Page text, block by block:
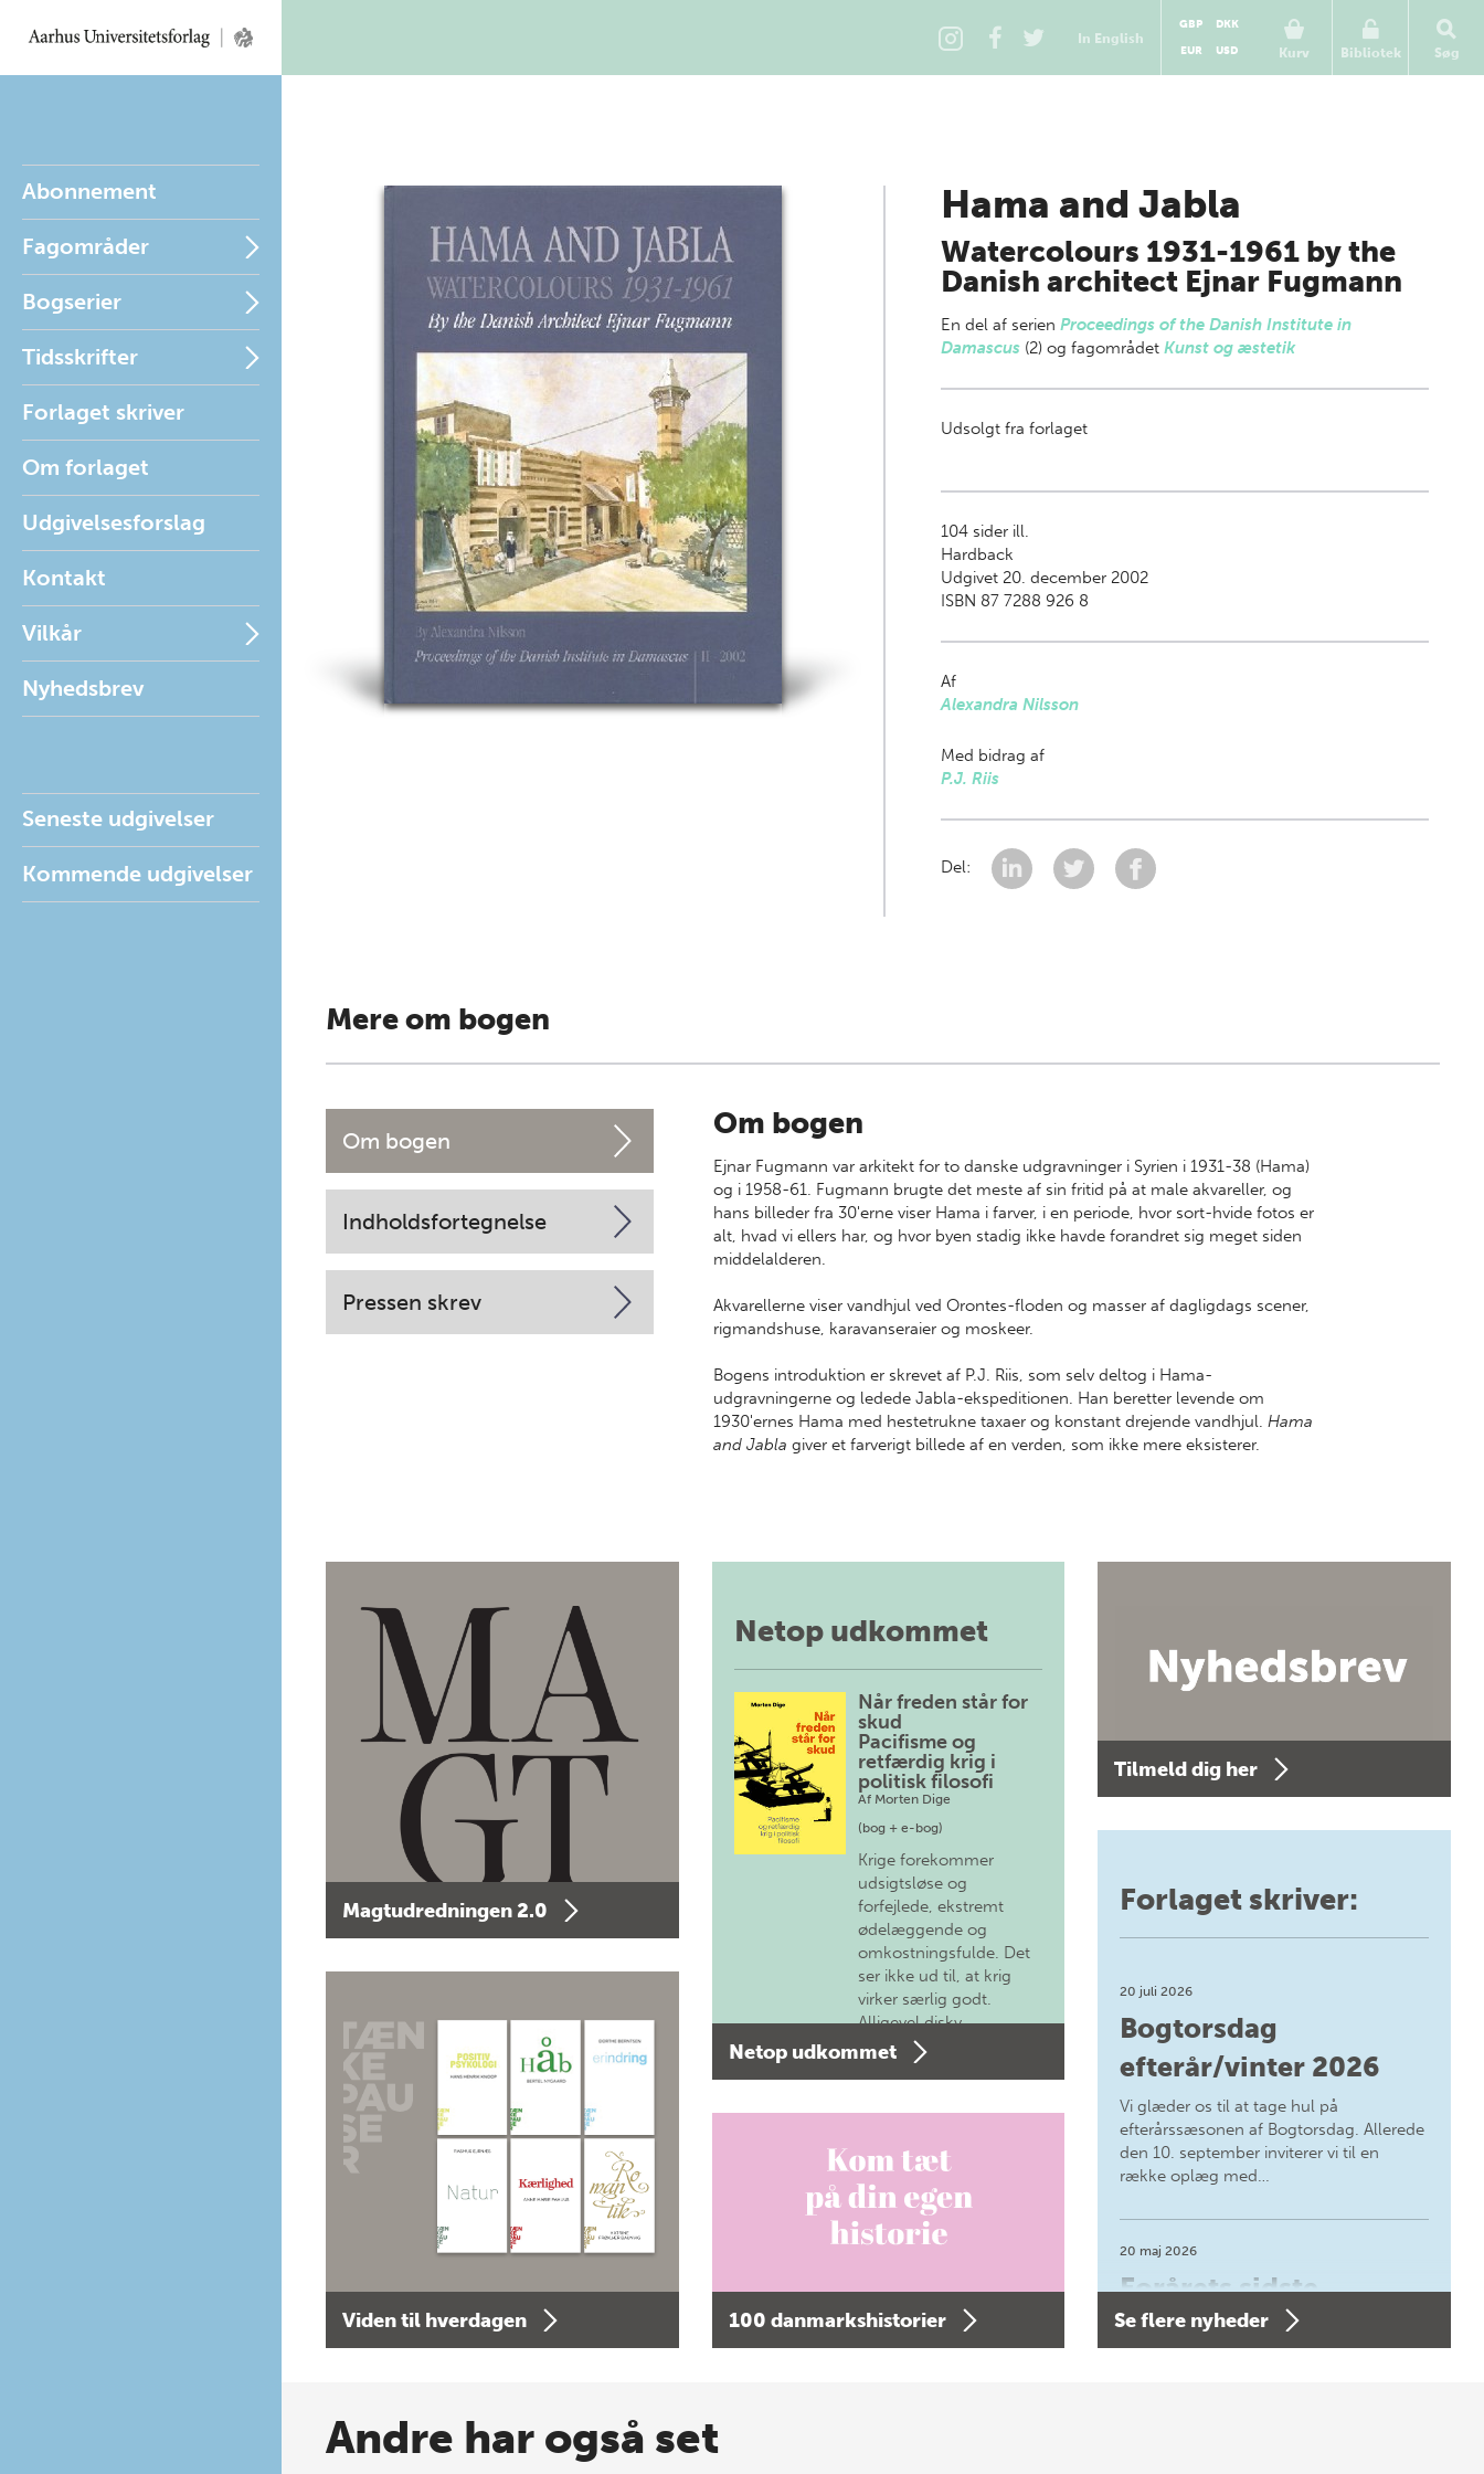
In English
Kurv
GBP
DKK
EUR
USD Bibliotek Søg
Abonnement
Fagområder
Bogserier
Tidsskrifter
Forlaget skriver
Om forlaget
Udgivelsesforslag
Kontakt
Vilkår
Nyhedsbrev
Seneste udgivelser
Kommende udgivelser
Hama and Jabla
Watercolours 1931-1961 by the
Danish architect Ejnar Fugmann
En del af serien Proceedings of the Danish Institute in
Damascus (2) og fagområdet Kunst og æstetik
Udsolgt fra forlaget
104sider ill.
Hardback
Udgivet 20. december 2002
ISBN 87 7288 926 8
Af
Alexandra Nilsson
Med bidrag af
P.J. Riis
Del:
Mere om bogen
Om bogen
Indholdsfortegnelse
Pressen skrev
Om bogen
Ejnar Fugmann var arkitekt for to danske udgravninger i Syrien i 1931-38 (Hama)
og i 1958-61. Fugmann brugte det meste af sin fritid på at male akvareller, og
hans billeder fra 30'erne viser Hama i farver, i en periode, hvor sort-hvide fotos er
alt, hvad vi ellers har, og hvor byen stadig ikke havde forandret sig meget siden
middelalderen.
Akvarellerne viser vandhjul ved Orontes-floden og masser af dagligdags scener,
rigmandshuse, karavanseraier og moskeer.
Bogens introduktion er skrevet af P.J. Riis, som selv deltog i Hama-
udgravningerne og ledede Jabla-ekspeditionen. Han beretter levende om
1930'ernes Hama med hestetrukne taxaer og konstant drejende vandhjul.Hama
and Jabla giver et farverigt billede af en verden, som ikke mere eksisterer.
Magtudredningen 2.0
Viden til hverdagen
Netop udkommet
Når freden står for
skud
Pacifisme og
retfærdig krig i
politisk filosofi
Af Morten Dige
(bog + e-bog)
Krige forekommer
udsigtsløse og
forfejlede, ekstremt
ødelæggende og
omkostningsfulde. Det
ser ikke ud til, at krig
virker særlig godt.
Alligevel diskv…
Netop udkommet
100 danmarkshistorier
Tilmeld dig her
Forlaget skriver:
20 juli 2026
Bogtorsdag
efterår/vinter 2026
Vi glæder os til at tage hul på
efterårssæsonen af Bogtorsdag. Allerede
den 10. september inviterer vi til en
række oplæg med…
20 maj 2026
Forårets sidste
Bogtorsdag 11. juni
Se flere nyheder
Andre har også set